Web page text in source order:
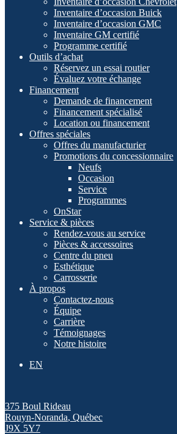
Inventaire d’occasion Buick
Inventaire d’occasion GMC
Inventaire GM certifié
Programme certifié
Outils d’achat
Réservez un essai routier
Évaluez votre échange
Financement
Demande de financement
Financement spécialisé
Location ou financement
Offres spéciales
Offres du manufacturier
Promotions du concessionnaire
Neufs
Occasion
Service
Programmes
OnStar
Service & pièces
Rendez-vous au service
Pièces & accessoires
Centre du pneu
Esthétique
Carrosserie
À propos
Contactez-nous
Équipe
Carrière
Témoignages
Notre histoire
EN
375 Boul Rideau
Rouyn-Noranda, Québec
J9X 5Y7